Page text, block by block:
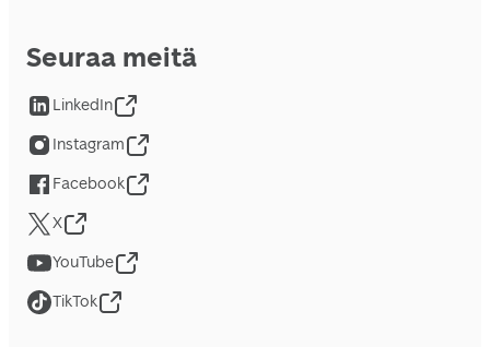
Seuraa meitä
LinkedIn
Instagram
Facebook
X
YouTube
TikTok